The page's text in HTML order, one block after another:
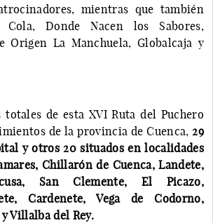
mientras que también
Cola, Donde Nacen los Sabores,
Origen La Manchuela, Globalcaja y
de esta XVI Ruta del Puchero
de la provincia de Cuenca,29
y otros 20 situados en localidades
Chillarón de Cuenca, Landete,
San Clemente, El Picazo,
Cardenete, Vega de Codorno,
Villalba del Rey.